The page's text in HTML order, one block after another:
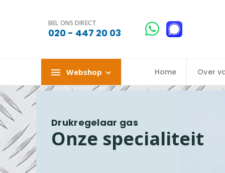
BEL ONS DIRECT
020 - 447 20 03
Webshop Home Over
Drukregelaar gas
Onze specialiteit